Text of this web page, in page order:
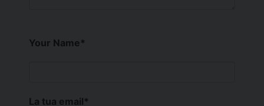
Your Name*
La tua email*